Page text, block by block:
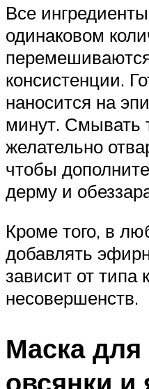
Все
одинаковом
консистенции.
наносится на
минут. Смывать
желательно
чтобы
дерму и
Кроме того, в
добавлять
зависит от типа
несовершенств.
Маска для